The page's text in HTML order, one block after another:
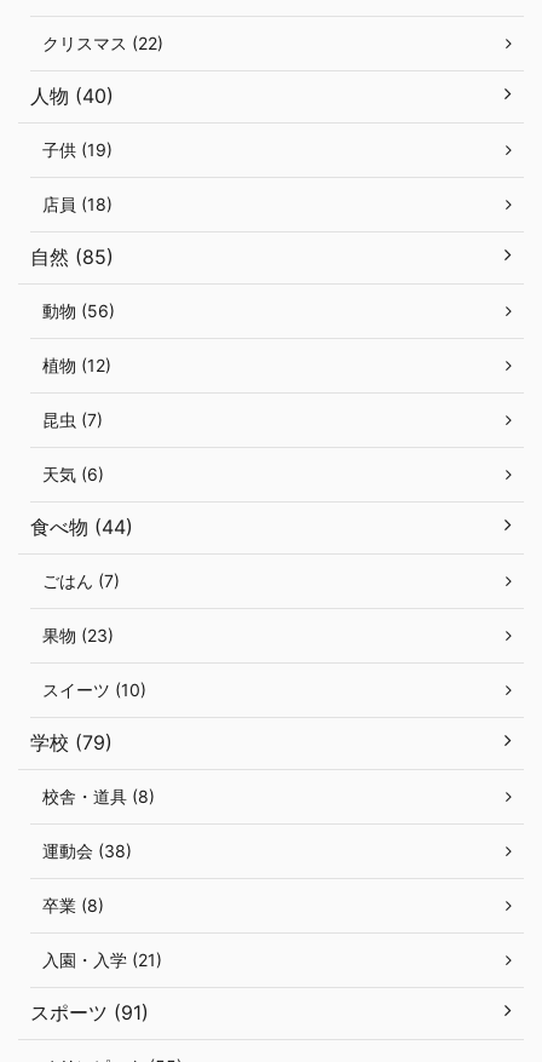
クリスマス (22)
人物 (40)
子供 (19)
店員 (18)
自然 (85)
動物 (56)
植物 (12)
昆虫 (7)
天気 (6)
食べ物 (44)
ごはん (7)
果物 (23)
スイーツ (10)
学校 (79)
校舎・道具 (8)
運動会 (38)
卒業 (8)
入園・入学 (21)
スポーツ (91)